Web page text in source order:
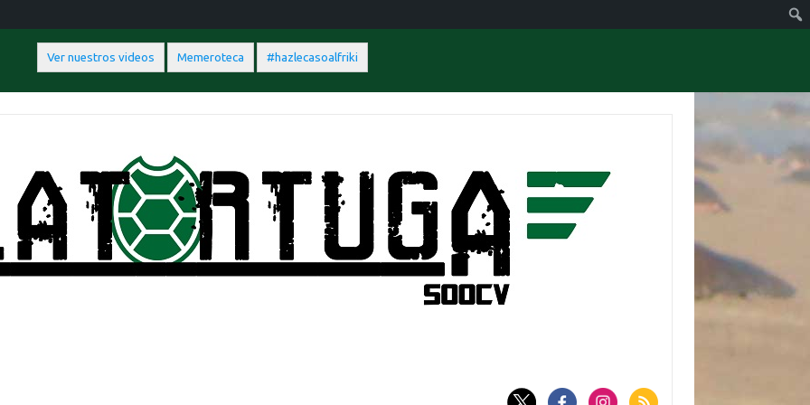
Ver nuestros videos Memeroteca #hazlecasoalfriki